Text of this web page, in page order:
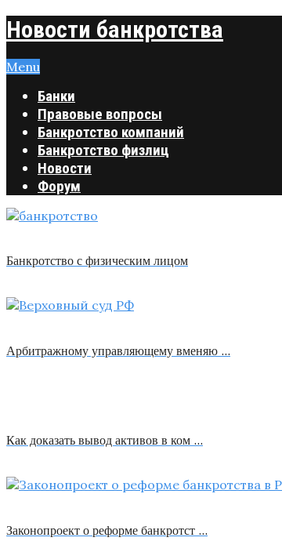
Новости банкротства
Menu
Банки
Правовые вопросы
Банкротство компаний
Банкротство физлиц
Новости
Форум
Банкротство с физическим лицом
Арбитражному управляющему вменяю …
Как доказать вывод активов в ком …
Законопроект о реформе банкротст …